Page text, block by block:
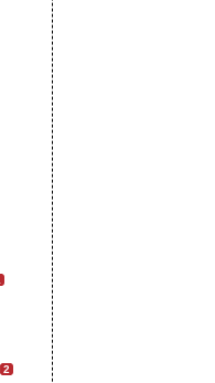
2